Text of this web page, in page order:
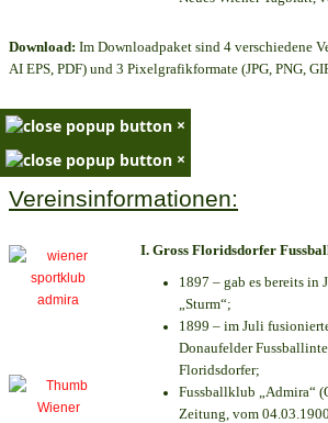
Download: Im Downloadpaket sind 4 verschiedene
AI EPS, PDF) und 3 Pixelgrafikformate (JPG, PNG,
×
×
Vereinsinformationen:
I. Gross Floridsdorfer
1897 – gab es bereits in
„Sturm“;
1899 – im Juli
Donaufelder
Floridsdorfer;
Fussballklub „Admira“
Zeitung, vom